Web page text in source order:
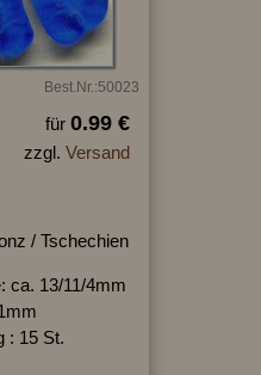
Best.Nr.:50023
für 0.99 €
zzgl. Versand
/ Tschechien
ca. 13/11/4mm
: 15 St.